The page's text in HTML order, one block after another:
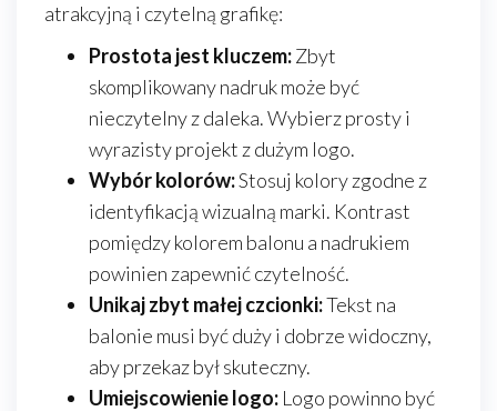
atrakcyjną i czytelną grafikę:
Prostota jest kluczem:Zbyt
skomplikowany nadruk może być
nieczytelny z daleka. Wybierz prosty i
wyrazisty projekt z dużym logo.
Wybór kolorów:Stosuj kolory zgodne z
identyfikacją wizualną marki. Kontrast
pomiędzy kolorem balonu a nadrukiem
powinien zapewnić czytelność.
Unikaj zbyt małej czcionki:Tekst na
balonie musi być duży i dobrze widoczny,
aby przekaz był skuteczny.
Umiejscowienie logo: Logo powinno być